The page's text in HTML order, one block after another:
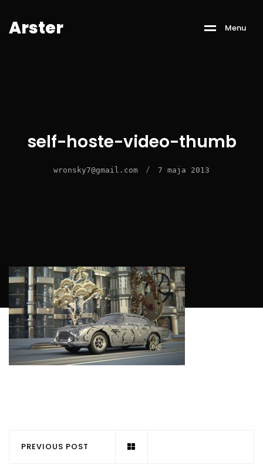
Arster Menu
self-hoste-video-thumb
wronsky7@gmail.com / 7 maja 2013
PREVIOUS POST